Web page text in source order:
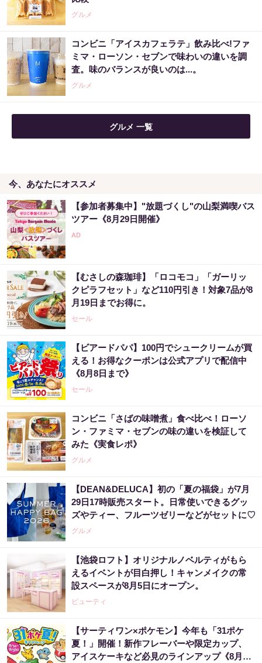
PR（ハーブ健康本舗）
８月のロト6はこの方法で買え!!６つの数字が
『完全一致』する方法
PR（株式会社MURA）
グルメ
コンビニ「アイスカフェラテ」飲み比べ!ファ
ミマ・ローソン・セブンで味わいの違いを調
査。味のバランスが良いのは...。
グルメ
グルメ 一覧
今、あなたにオススメ
【参加者募集中】"放題づくし"の山梨満喫バス
ツアー《8月29日開催》
【むさしの森珈琲】「ロコモコ」「ガーリッ
クピラフセット」など110円引き！対象7品が8
月19日までお得に。
セール
【ビアードパパ】100円でシュークリームが買
える！お得なクーポンは公式アプリで配信中
《8月8日まで》
セール
コンビニ「さばの味噌煮」食べ比べ！ローソ
ン・ファミマ・セブンの味の違いを検証して
みた《実食レポ》
グルメ
【DEAN&DELUCA】初の「夏の福袋」が7月
29日17時販売スタート。日常使いできるグッ
ズやティー、フルーツゼリーなどがセットに♡
グルメ
【池袋ロフト】オリジナルノベルティがもら
えるイベントが目白押し！キャンメイクの常
設スペースが8月5日にオープン。
ビューティ
【サーティワン×ポケモン】今年も「31ポケ
夏！」開催！新作フレーバーや限定カップ、
アイスケーキなど必見のラインアップ《8月1